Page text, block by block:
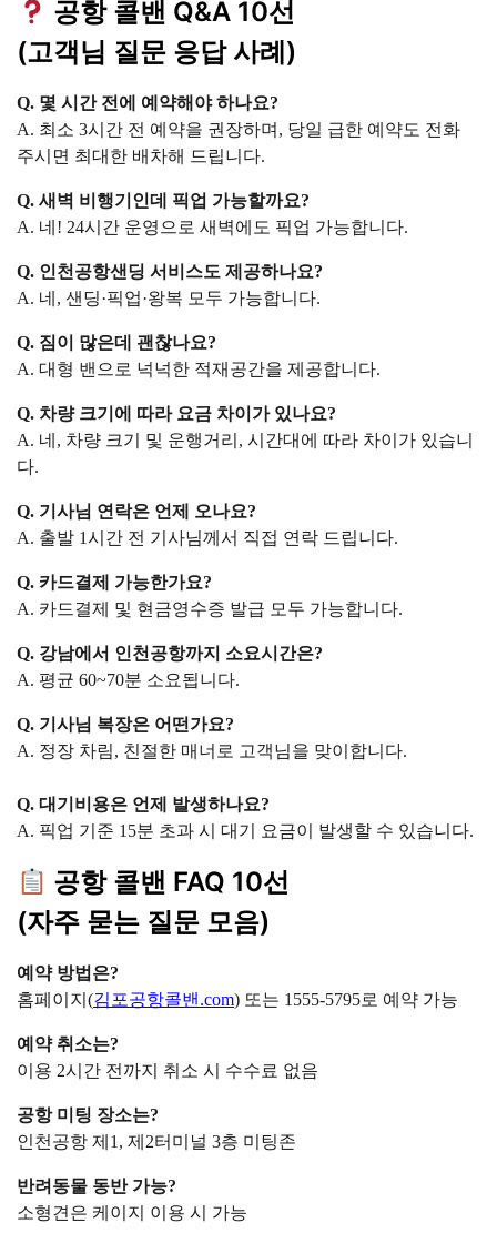
공항 콜밴 Q&A 10선
(고객님 질문 응답 사례)
Q. 몇 시간 전에 예약해야 하나요?
A. 최소 3시간 전 예약을 권장하며, 당일 급한 예약도 전화
주시면 최대한 배차해 드립니다.
Q. 새벽 비행기인데 픽업 가능할까요?
A. 네! 24시간 운영으로 새벽에도 픽업 가능합니다.
Q. 인천공항샌딩 서비스도 제공하나요?
A. 네, 샌딩·픽업·왕복 모두 가능합니다.
Q. 짐이 많은데 괜찮나요?
A. 대형 밴으로 넉넉한 적재공간을 제공합니다.
Q. 차량 크기에 따라 요금 차이가 있나요?
A. 네, 차량 크기 및 운행거리, 시간대에 따라 차이가 있습니
다.
Q. 기사님 연락은 언제 오나요?
A. 출발 1시간 전 기사님께서 직접 연락 드립니다.
Q. 카드결제 가능한가요?
A. 카드결제 및 현금영수증 발급 모두 가능합니다.
Q. 강남에서 인천공항까지 소요시간은?
A. 평균 60~70분 소요됩니다.
Q. 기사님 복장은 어떤가요?
A. 정장 차림, 친절한 매너로 고객님을 맞이합니다.
Q. 대기비용은 언제 발생하나요?
A. 픽업 기준 15분 초과 시 대기 요금이 발생할 수 있습니다.
공항 콜밴 FAQ 10선
(자주 묻는 질문 모음)
예약 방법은?
홈페이지(김포공항콜밴.com) 또는 1555-5795로 예약 가능
예약 취소는?
이용 2시간 전까지 취소 시 수수료 없음
공항 미팅 장소는?
인천공항 제1, 제2터미널 3층 미팅존
반려동물 동반 가능?
소형견은 케이지 이용 시 가능